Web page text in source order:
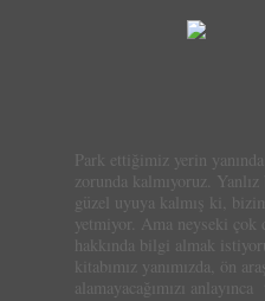
Park ettiğimiz yerin
zorunda kalmıyoruz.
güzel uyuya kalmış ki,
yetmiyor. Ama neyseki çok
hakkında bilgi almak
kitabımız yanımızda, ön
alamayacağımızı